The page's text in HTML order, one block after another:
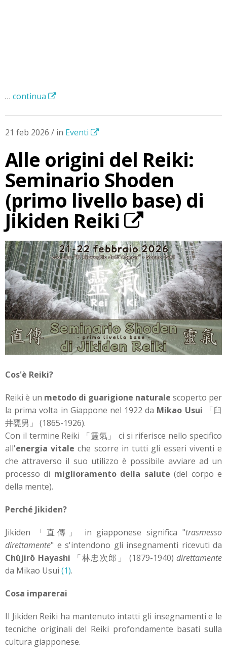
… continua
21 feb 2026 / in Eventi
Alle origini del Reiki:
Seminario Shoden
(primo livello base) di
Jikiden Reiki
Cos'è Reiki?
Reiki è un metodo di guarigione naturale scoperto per
la prima volta in Giappone nel 1922 da Mikao Usui 「臼
井甕男」 (1865-1926).
Con il termine Reiki 「靈氣」 ci si riferisce nello specifico
all'energia vitale che scorre in tutti gli esseri viventi e
che attraverso il suo utilizzo è possibile avviare ad un
processo di miglioramento della salute (del corpo e
della mente).
Perché Jikiden?
Jikiden 「直傳」 in giapponese significa "trasmesso
direttamente" e s'intendono gli insegnamenti ricevuti da
Chūjirō Hayashi 「林忠次郎」 (1879-1940) direttamente
da Mikao Usui (1).
Cosa imparerai
Il Jikiden Reiki ha mantenuto intatti gli insegnamenti e le
tecniche originali del Reiki profondamente basati sulla
cultura giapponese.